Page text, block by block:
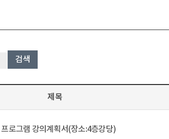
검색
제목
로그램 강의계획서(장소:4층강당)